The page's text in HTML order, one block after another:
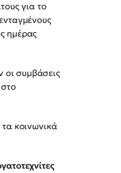
για το
ημέρας
οι συμβάσεις
κοινωνικά